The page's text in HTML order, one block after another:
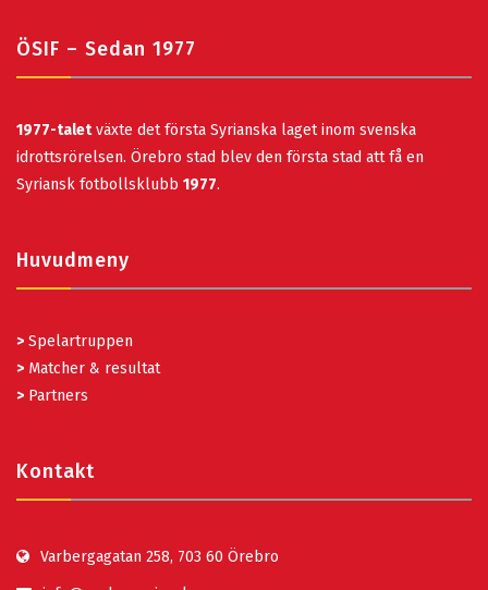
ÖSIF – Sedan 1977
1977-taletväxte det första Syrianska laget inom svenska
idrottsrörelsen. Örebro stad blev den första stad att få en
Syriansk fotbollsklubb 1977.
Huvudmeny
> Spelartruppen
> Matcher & resultat
> Partners
Kontakt
Varbergagatan 258, 703 60 Örebro